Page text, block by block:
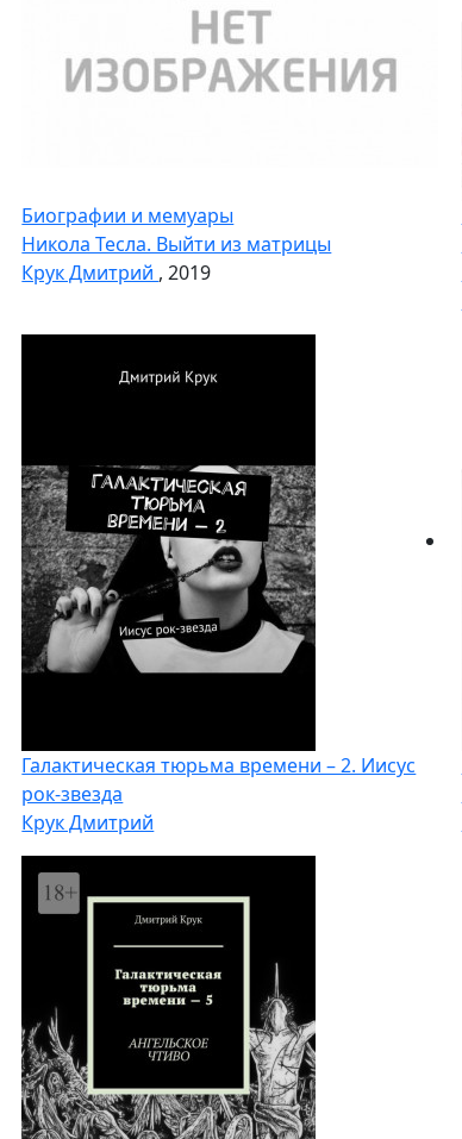
Биографии и мемуары
Никола Тесла. Выйти из матрицы
Крук Дмитрий , 2019
Галактическая тюрьма времени – 2. Иисус
рок-звезда
Крук Дмитрий